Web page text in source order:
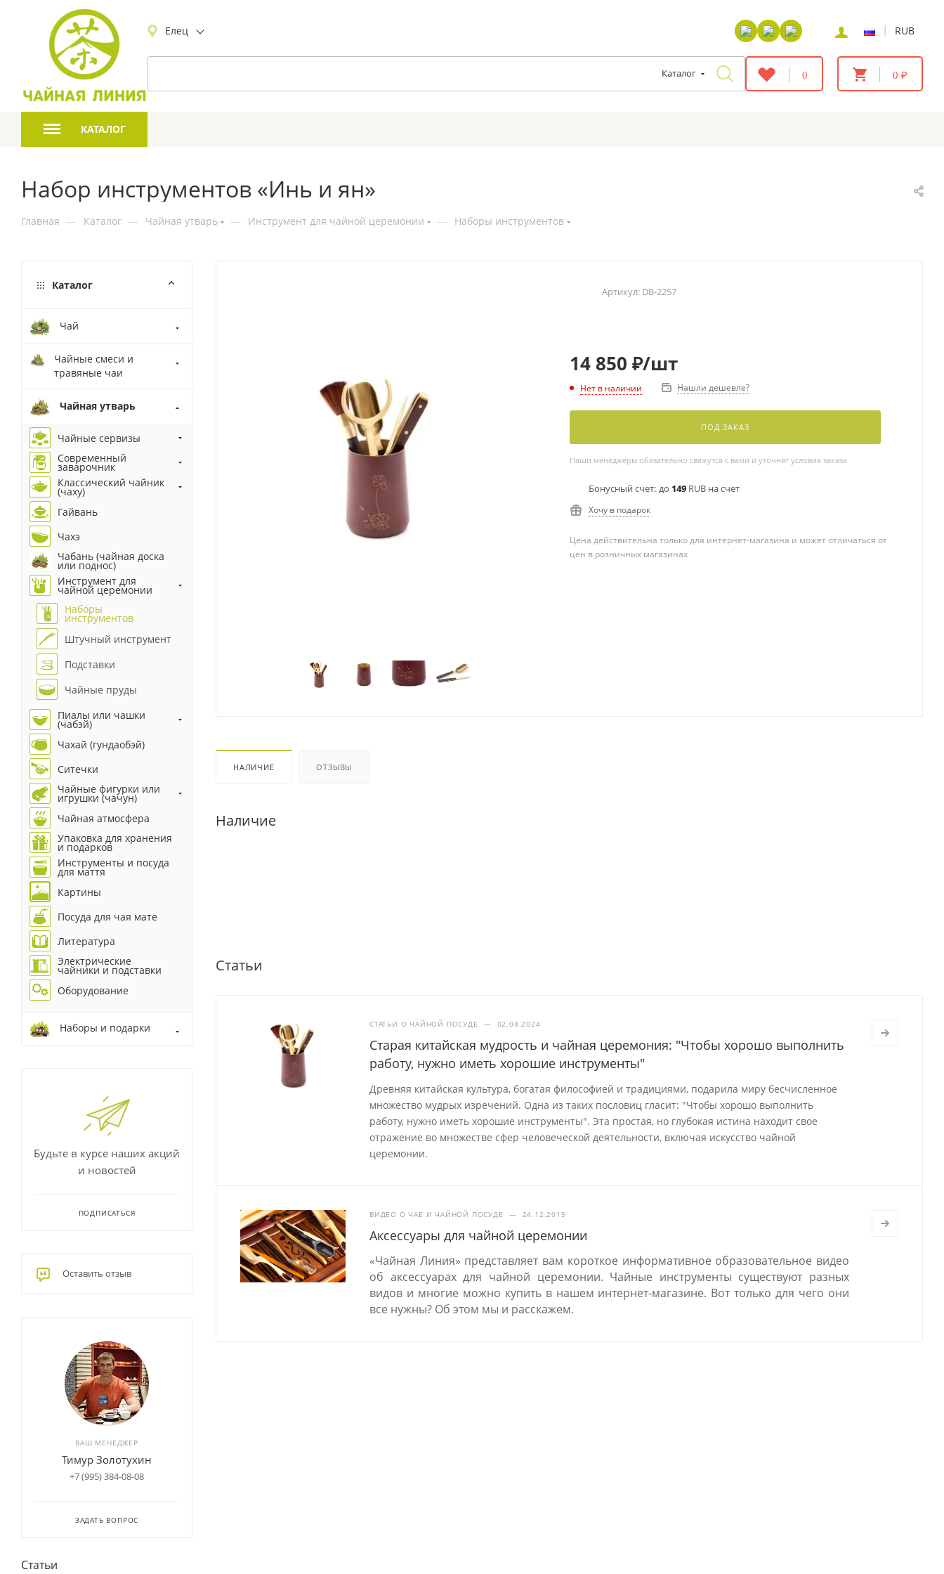
Елец | RUB
Каталог 0 0 ₽
КАТАЛОГ
Набор инструментов «Инь и ян»
Главная — Каталог — Чайная утварь — Инструмент для чайной церемонии — Наборы инструментов
Артикул: DB-2257
14 850 ₽/шт
Нет в наличии Нашли дешевле?
ПОД ЗАКАЗ
Наши менеджеры обязательно свяжутся с вами и уточнят условия заказа
Бонусный счет: до 149RUB на счет
Хочу в подарок
Цена действительна только для интернет-магазина и может отличаться от
цен в розничных магазинах
НАЛИЧИЕ ОТЗЫВЫ
Наличие
Статьи
СТАТЬИ О ЧАЙНОЙ ПОСУДЕ — 02.08.2024
Старая китайская мудрость и чайная церемония: "Чтобы хорошо выполнить
работу, нужно иметь хорошие инструменты"
Древняя китайская культура, богатая философией и традициями, подарила миру бесчисленное
множество мудрых изречений. Одна из таких пословиц гласит: "Чтобы хорошо выполнить
работу, нужно иметь хорошие инструменты". Эта простая, но глубокая истина находит свое
отражение во множестве сфер человеческой деятельности, включая искусство чайной
церемонии.
ВИДЕО О ЧАЕ И ЧАЙНОЙ ПОСУДЕ — 24.12.2015
Аксессуары для чайной церемонии
«Чайная Линия» представляет вам короткое информативное образовательное видео
об аксессуарах для чайной церемонии. Чайные инструменты существуют разных
видов и многие можно купить в нашем интернет-магазине. Вот только для чего они
все нужны? Об этом мы и расскажем.
Каталог
Чай
Чайные смеси и
травяные чаи
Чайная утварь
Чайные сервизы
Современный
заварочник
Классический чайник
(чаху)
Гайвань
Чахэ
Чабань (чайная доска
или поднос)
Инструмент для
чайной церемонии
Наборы
инструментов
Штучный инструмент
Подставки
Чайные пруды
Пиалы или чашки
(чабэй)
Чахай (гундаобэй)
Ситечки
Чайные фигурки или
игрушки (чачун)
Чайная атмосфера
Упаковка для хранения
и подарков
Инструменты и посуда
для маття
Картины
Посуда для чая мате
Литература
Электрические
чайники и подставки
Оборудование
Наборы и подарки
Будьте в курсе наших акций
и новостей
ПОДПИСАТЬСЯ
Оставить отзыв
ВАШ МЕНЕДЖЕР
Тимур Золотухин
+7 (995) 384-08-08
ЗАДАТЬ ВОПРОС
Статьи